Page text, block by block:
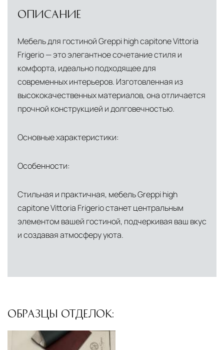
условиях. Наличие собственной
доставки и обеспечить полный контроль над
сохранностью продукции.
Глобальная сеть распределительных
центров
Помимо Москвы, мы располагаем
логистическими узлами в ключевых
Ближнего Востока и Азии
Средиземноморского региона
Лондон, Великобритания —
логистический хаб для европейского рынка
Условия доставки по Москве и Московской
области
Для клиентов Москвы и МО предусмотрены
ОПИСАНИЕ
Мебель для гостиной Greppi high capitone Vittoria
Frigerio — это элегантное сочетание стиля и
комфорта, идеально подходящее для
современных интерьеров. Изготовленная из
высококачественных материалов, она отличается
прочной конструкцией и долговечностью.
Основные характеристики:
Особенности:
Стильная и практичная, мебель Greppi high
capitone Vittoria Frigerio станет центральным
элементом вашей гостиной, подчеркивая ваш вкус
и создавая атмосферу уюта.
ОБРАЗЦЫ ОТДЕЛОК: